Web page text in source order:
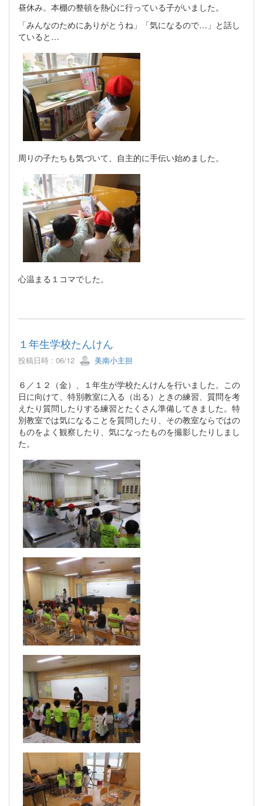
昼休み。本棚の整頓を熱心に行っている子がいました。
「みんなのためにありがとうね」「気になるので…」と話し
ていると…
周りの子たちも気づいて、自主的に手伝い始めました。
心温まる１コマでした。
１年生学校たんけん
投稿日時 : 06/12 美南小主担
６／１２（金）、１年生が学校たんけんを行いました。この
日に向けて、特別教室に入る（出る）ときの練習、質問を考
えたり質問したりする練習とたくさん準備してきました。特
別教室では気になることを質問したり、その教室ならではの
ものをよく観察したり、気になったものを撮影したりしまし
た。